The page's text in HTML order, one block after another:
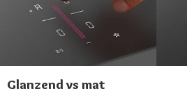
Glanzend vs mat